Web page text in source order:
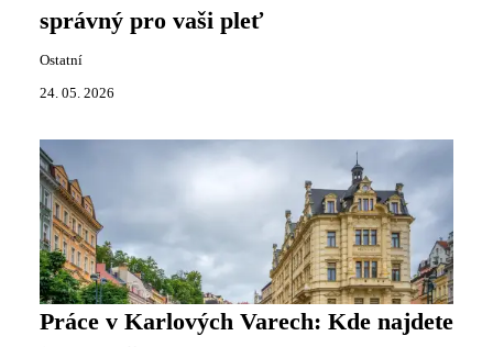
správný pro vaši pleť
Ostatní
24. 05. 2026
Práce v Karlových Varech: Kde najdete